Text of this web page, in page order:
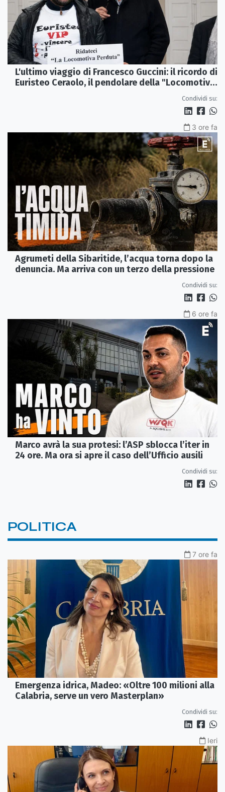
L'ultimo viaggio di Francesco Guccini: il ricordo di
Euristeo Ceraolo, il pendolare della "Locomotiva
Condividi su:
3 ore fa
Agrumeti della Sibaritide, l’acqua torna dopo la
denuncia. Ma arriva con un terzo della pressione
Condividi su:
6 ore fa
Marco avrà la sua protesi: l’ASP sblocca l’iter in
24 ore. Ma ora si apre il caso dell’Ufficio ausili
Condividi su:
POLITICA
7 ore fa
Emergenza idrica, Madeo: «Oltre 100 milioni alla
Calabria, serve un vero Masterplan»
Condividi su:
Ieri